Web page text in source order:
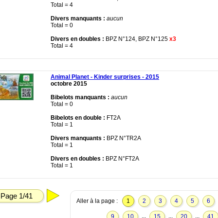
Total = 4
Divers manquants : aucun
Total = 0
Divers en doubles : BPZ N°124, BPZ N°125 x3
Total = 4
Animal Planet - Kinder surprises - 2015
octobre 2015
Bibelots manquants : aucun
Total = 0
Bibelots en double : FT2A
Total = 1
Divers manquants : BPZ N°TR2A
Total = 1
Divers en doubles : BPZ N°FT2A
Total = 1
Page 1/41
Aller à la page : 1 2 3 4 5 6
9 10 ... 15 ... 20 ... 41